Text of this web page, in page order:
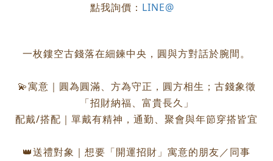
點我詢價： LINE@
一枚鏤空古錢落在細鍊中央，圓與方對話於腕間。
💫寓意｜圓為圓滿、方為守正，圓方相生；古錢象徵
「招財納福、富貴長久」
配戴/搭配｜單戴有精神，通勤、聚會與年節穿搭皆宜
👑送禮對象｜想要「開運招財」寓意的朋友／同事